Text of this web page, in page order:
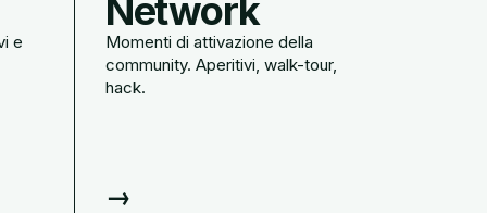
e
Network
Momenti di attivazione della
community. Aperitivi, walk-tour,
hack.
→